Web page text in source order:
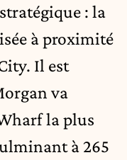
: la
à proximité
Il est
va
la plus
à 265